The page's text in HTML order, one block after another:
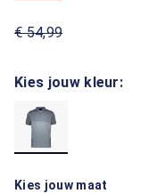
€ 54,99
Kies jouw kleur:
Kies jouw maat